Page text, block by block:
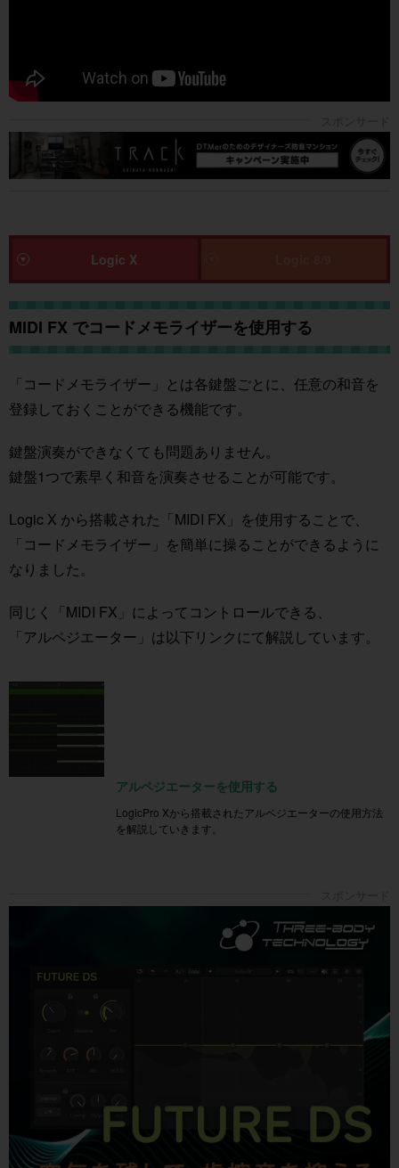
Logic X
MIDI FX でコードメモライザーを使用する
「コードメモライザー」とは各鍵盤ごとに、任意の和音を
登録しておくことができる機能です。
鍵盤演奏ができなくても問題ありません。
鍵盤1つで素早く和音を演奏させることが可能です。
Logic X から搭載された「MIDI FX」を使用することで、
「コードメモライザー」を簡単に操ることができるように
なりました。
同じく「MIDI FX」によってコントロールできる、
「アルペジエーター」は以下リンクにて解説しています。
アルペジエーターを使用する
LogicPro Xから搭載されたアルペジエーターの使用方法
を解説していきます。